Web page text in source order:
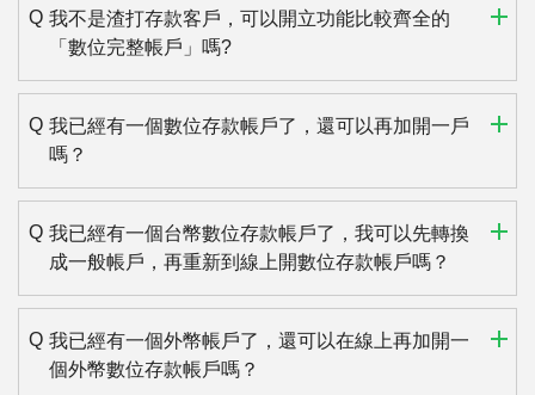
我不是渣打存款客戶，可以開立功能比較齊全的
「數位完整帳戶」嗎?
我已經有一個數位存款帳戶了，還可以再加開一戶
嗎？
我已經有一個台幣數位存款帳戶了，我可以先轉換
成一般帳戶，再重新到線上開數位存款帳戶嗎？
我已經有一個外幣帳戶了，還可以在線上再加開一
個外幣數位存款帳戶嗎？